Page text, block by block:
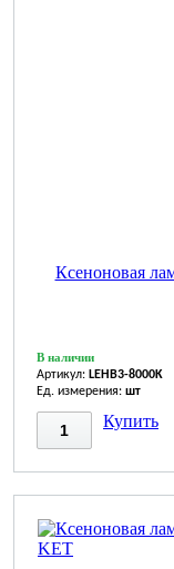
Ксеноновая
В наличии
Артикул: LEHB3-8000K
Ед. измерения: шт
Купить